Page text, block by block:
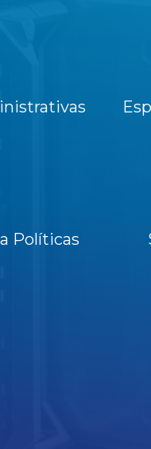
Políticas